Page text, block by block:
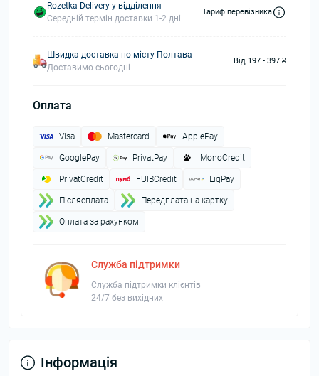
Rozetka Delivery у відділення
Середній термін доставки 1-2 дні
Тариф перевізника
Швидка доставка по місту Полтава
Доставимо сьогодні
Від 197 - 397 ₴
Оплата
Visa Mastercard ApplePay
GooglePay PrivatPay MonoCredit
PrivatCredit FUIBCredit LiqPay
Пiслясплата Передплата на картку
Оплата за рахунком
Служба підтримки
Служба підтримки клієнтів
24/7 без вихідних
Інформація